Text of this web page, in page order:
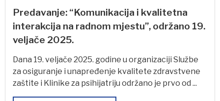
Predavanje: “Komunikacija i kvalitetna
interakcija na radnom mjestu”, održano 19.
veljače 2025.
Dana 19. veljače 2025. godine u organizaciji Službe
za osiguranje i unapređenje kvalitete zdravstvene
zaštite i Klinike za psihijatriju održano je prvo od ...